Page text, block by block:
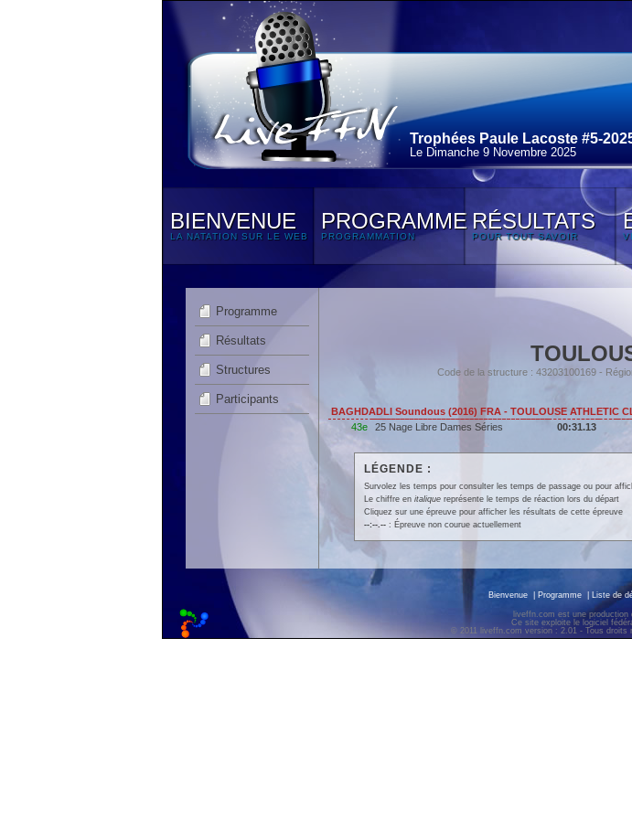
Trophées Paule Lacoste #5-
Le Dimanche 9 Novembre 2025
BIENVENUE
LA NATATION SUR LE WEB
PROGRAMME
PROGRAMMATION
RÉSULTATS
POUR TOUT SAVOIR
Programme
Résultats
Structures
Participants
Code de la structure : 43203100169 -
BAGHDADLI Soundous (2016) FRA - TOULOUSE ATHLETIC
43e
25 Nage Libre Dames Séries 00:31.13
LÉGENDE :
Survolez les temps pour consulter les temps de passage ou pour
Le chiffre en italiquereprésente le temps de réaction lors du départ
Cliquez sur une épreuve pour afficher les résultats de cette épreuve
--:--.--: Épreuve non courue actuellement
Bienvenue Programme Liste de
liveffn.com est une
Ce site exploite le logiciel
© 2011 liveffn.com version : 2.01 - Tous